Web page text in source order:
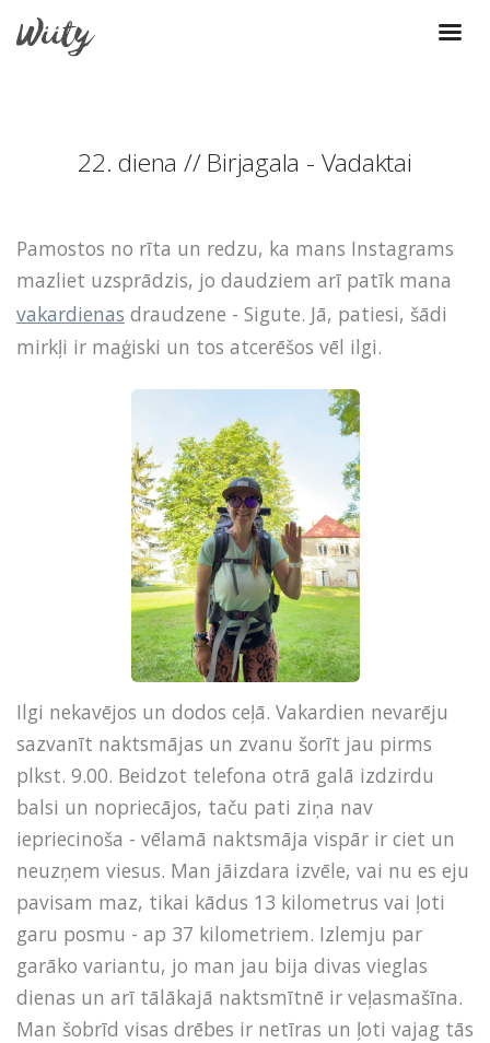
22. diena // Birjagala - Vadaktai
Pamostos no rīta un redzu, ka mans Instagrams
mazliet uzsprādzis, jo daudziem arī patīk mana
vakardienas draudzene - Sigute. Jā, patiesi, šādi
mirkļi ir maģiski un tos atcerēšos vēl ilgi.
Ilgi nekavējos un dodos ceļā. Vakardien nevarēju
sazvanīt naktsmājas un zvanu šorīt jau pirms
plkst. 9.00. Beidzot telefona otrā galā izdzirdu
balsi un nopriecājos, taču pati ziņa nav
iepriecinoša - vēlamā naktsmāja vispār ir ciet un
neuzņem viesus. Man jāizdara izvēle, vai nu es eju
pavisam maz, tikai kādus 13 kilometrus vai ļoti
garu posmu - ap 37 kilometriem. Izlemju par
garāko variantu, jo man jau bija divas vieglas
dienas un arī tālākajā naktsmītnē ir veļasmašīna.
Man šobrīd visas drēbes ir netīras un ļoti vajag tās